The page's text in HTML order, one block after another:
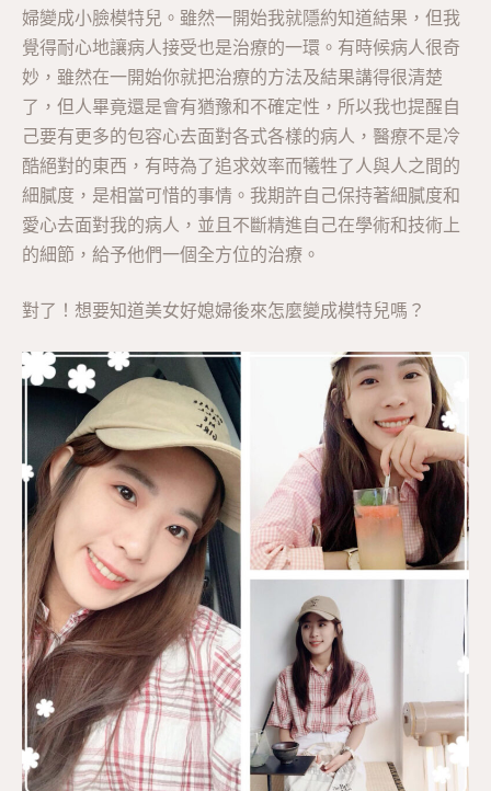
婦變成小臉模特兒。雖然一開始我就隱約知道結果，但我
覺得耐心地讓病人接受也是治療的一環。有時候病人很奇
妙，雖然在一開始你就把治療的方法及結果講得很清楚
了，但人畢竟還是會有猶豫和不確定性，所以我也提醒自
己要有更多的包容心去面對各式各樣的病人，醫療不是冷
酷絕對的東西，有時為了追求效率而犧牲了人與人之間的
細膩度，是相當可惜的事情。我期許自己保持著細膩度和
愛心去面對我的病人，並且不斷精進自己在學術和技術上
的細節，給予他們一個全方位的治療。
對了！想要知道美女好媳婦後來怎麼變成模特兒嗎？